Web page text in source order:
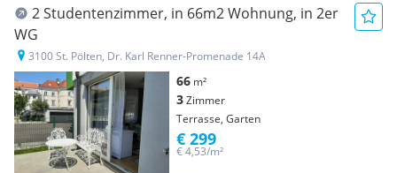
2 Studentenzimmer, in 66m2 Wohnung, in 2er
WG
3100 St. Pölten, Dr. Karl Renner-Promenade 14A
66 m²
3Zimmer
Terrasse, Garten
€ 4,53/m²
€ 299